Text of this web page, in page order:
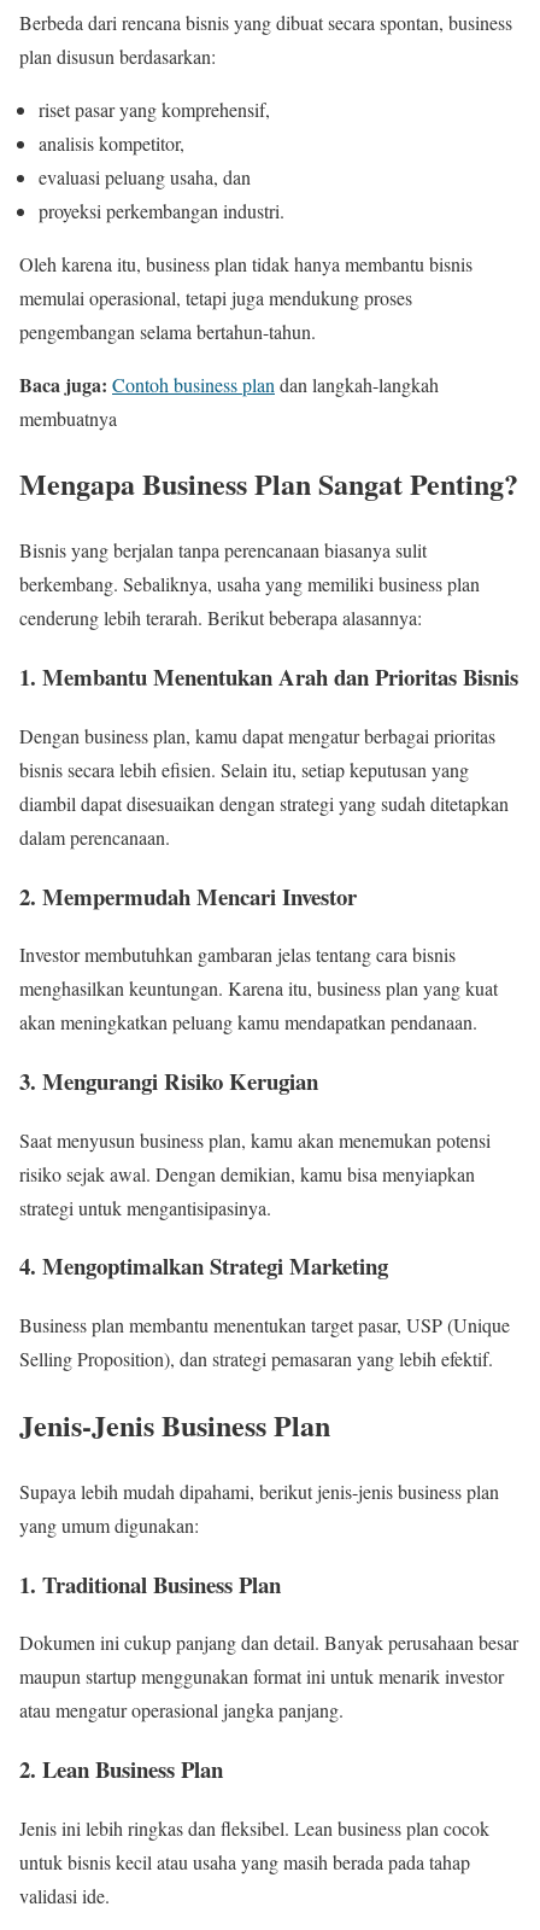
Berbeda dari rencana bisnis yang dibuat secara spontan, business
plan disusun berdasarkan:
riset pasar yang komprehensif,
analisis kompetitor,
evaluasi peluang usaha, dan
proyeksi perkembangan industri.
Oleh karena itu, business plan tidak hanya membantu bisnis
memulai operasional, tetapi juga mendukung proses
pengembangan selama bertahun-tahun.
Baca juga: Contoh business plan dan langkah-langkah
membuatnya
Mengapa Business Plan Sangat Penting?
Bisnis yang berjalan tanpa perencanaan biasanya sulit
berkembang. Sebaliknya, usaha yang memiliki business plan
cenderung lebih terarah. Berikut beberapa alasannya:
1. Membantu Menentukan Arah dan Prioritas Bisnis
Dengan business plan, kamu dapat mengatur berbagai prioritas
bisnis secara lebih efisien. Selain itu, setiap keputusan yang
diambil dapat disesuaikan dengan strategi yang sudah ditetapkan
dalam perencanaan.
2. Mempermudah Mencari Investor
Investor membutuhkan gambaran jelas tentang cara bisnis
menghasilkan keuntungan. Karena itu, business plan yang kuat
akan meningkatkan peluang kamu mendapatkan pendanaan.
3. Mengurangi Risiko Kerugian
Saat menyusun business plan, kamu akan menemukan potensi
risiko sejak awal. Dengan demikian, kamu bisa menyiapkan
strategi untuk mengantisipasinya.
4. Mengoptimalkan Strategi Marketing
Business plan membantu menentukan target pasar, USP (Unique
Selling Proposition), dan strategi pemasaran yang lebih efektif.
Jenis-Jenis Business Plan
Supaya lebih mudah dipahami, berikut jenis-jenis business plan
yang umum digunakan:
1. Traditional Business Plan
Dokumen ini cukup panjang dan detail. Banyak perusahaan besar
maupun startup menggunakan format ini untuk menarik investor
atau mengatur operasional jangka panjang.
2. Lean Business Plan
Jenis ini lebih ringkas dan fleksibel. Lean business plan cocok
untuk bisnis kecil atau usaha yang masih berada pada tahap
validasi ide.